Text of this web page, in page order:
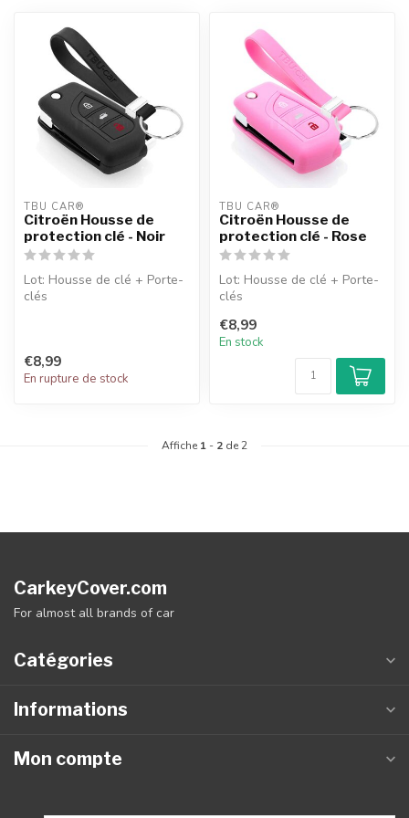
TBU CAR®
Citroën Housse de
protection clé - Noir
Lot: Housse de clé + Porte-
clés
€8,99
En rupture de stock
TBU CAR®
Citroën Housse de
protection clé - Rose
Lot: Housse de clé + Porte-
clés
€8,99
En stock
Affiche 1 - 2 de 2
CarkeyCover.com
For almost all brands of car
Catégories
Informations
Mon compte